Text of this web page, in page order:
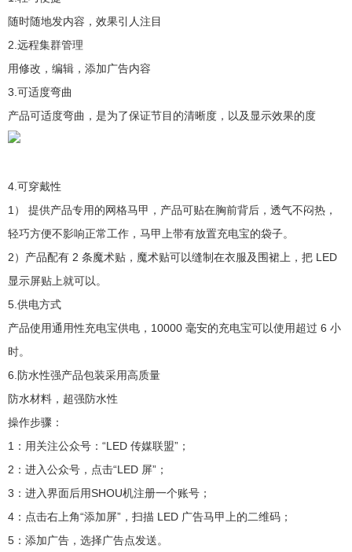
随时随地发内容，效果引人注目
2.远程集群管理
用修改，编辑，添加广告内容
3.可适度弯曲
产品可适度弯曲，是为了保证节目的清晰度，以及显示效果的度
4.可穿戴性
1） 提供产品专用的网格马甲，产品可贴在胸前背后，透气不闷热，
轻巧方便不影响正常工作，马甲上带有放置充电宝的袋子。
2）产品配有 2 条魔术贴，魔术贴可以缝制在衣服及围裙上，把 LED
显示屏贴上就可以。
5.供电方式
产品使用通用性充电宝供电，10000 毫安的充电宝可以使用超过 6 小
时。
6.防水性强产品包装采用高质量
防水材料，超强防水性
操作步骤：
1：用关注公众号：“LED 传媒联盟”；
2：进入公众号，点击“LED 屏”；
3：进入界面后用SHOU机注册一个账号；
4：点击右上角“添加屏”，扫描 LED 广告马甲上的二维码；
5：添加广告，选择广告点发送。